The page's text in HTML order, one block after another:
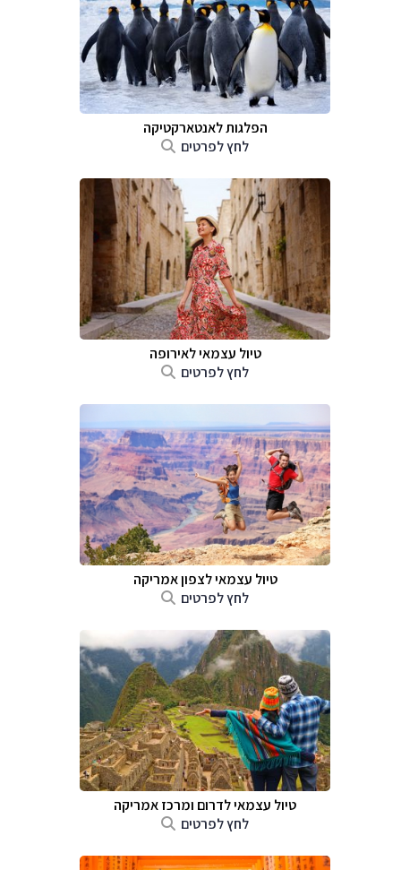
הפלגות לאנטארקטיקה
לחץ לפרטים
טיול עצמאי לאירופה
לחץ לפרטים
טיול עצמאי לצפון אמריקה
לחץ לפרטים
טיול עצמאי לדרום ומרכז אמריקה
לחץ לפרטים